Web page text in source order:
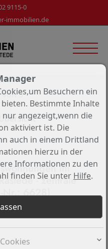
9115-0
immobilien.de
3
im
- zentrale
Nr.: 6628)
6628
Besuchern ein
Bestimmte Inhalte
angezeigt,wenn die
aktiviert ist. Die
auch in einem Drittland
hierzu in der
Informationen zu den
finden Sie unter Hilfe.